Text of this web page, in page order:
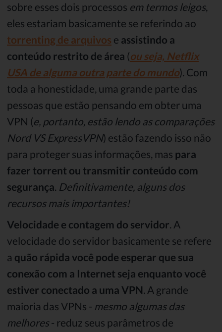
sobre esses dois processos em termos leigos,
eles estariam basicamente se referindo ao
torrenting de arquivos e assistindo a
conteúdo restrito de área (ou seja, Netflix
USA de alguma outra parte do mundo). Com
toda a honestidade, uma grande parte das
pessoas que estão pensando em obter uma
VPN (e, portanto, estão lendo as comparações
Nord VS ExpressVPN) estão fazendo isso não
para proteger suas informações, mas para
fazer torrent ou transmitir conteúdo com
segurança. Definitivamente, alguns dos
recursos mais importantes!
Velocidade e contagem do servidor. A
velocidade do servidor basicamente se refere
a quão rápida você pode esperar que sua
conexão com a Internet seja enquanto você
estiver conectado a uma VPN. A grande
maioria das VPNs - mesmo algumas das
melhores- reduz seus parâmetros de